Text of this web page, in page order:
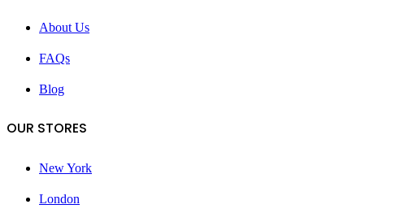
About Us
FAQs
Blog
OUR STORES
New York
London